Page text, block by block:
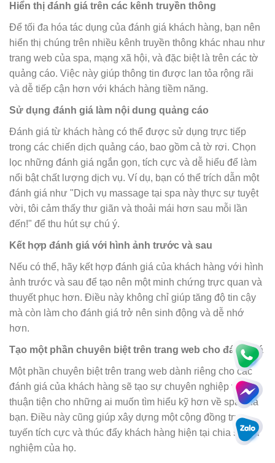
Hiển thị đánh giá trên các kênh truyền thông
Để tối đa hóa tác dụng của đánh giá khách hàng, bạn nên
hiển thị chúng trên nhiều kênh truyền thông khác nhau như
trang web của spa, mạng xã hội, và đặc biệt là trên các tờ
quảng cáo. Việc này giúp thông tin được lan tỏa rộng rãi
và dễ tiếp cận hơn với khách hàng tiềm năng.
Sử dụng đánh giá làm nội dung quảng cáo
Đánh giá từ khách hàng có thể được sử dụng trực tiếp
trong các chiến dịch quảng cáo, bao gồm cả tờ rơi. Chọn
lọc những đánh giá ngắn gọn, tích cực và dễ hiểu để làm
nổi bật chất lượng dịch vụ. Ví dụ, bạn có thể trích dẫn một
đánh giá như "Dịch vụ massage tại spa này thực sự tuyệt
vời, tôi cảm thấy thư giãn và thoải mái hơn sau mỗi lần
đến!" để thu hút sự chú ý.
Kết hợp đánh giá với hình ảnh trước và sau
Nếu có thể, hãy kết hợp đánh giá của khách hàng với hình
ảnh trước và sau để tạo nên một minh chứng trực quan và
thuyết phục hơn. Điều này không chỉ giúp tăng độ tin cậy
mà còn làm cho đánh giá trở nên sinh động và dễ nhớ
hơn.
Tạo một phần chuyên biệt trên trang web cho đánh giá
Một phần chuyên biệt trên trang web dành riêng cho các
đánh giá của khách hàng sẽ tạo sự chuyên nghiệp và
thuận tiện cho những ai muốn tìm hiểu kỹ hơn về spa của
bạn. Điều này cũng giúp xây dựng một cộng đồng trực
tuyến tích cực và thúc đẩy khách hàng hiện tại chia sẻ trải
nghiệm của họ.